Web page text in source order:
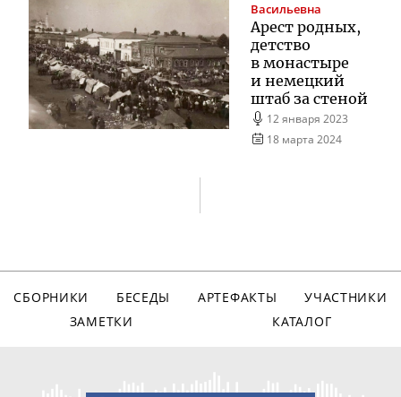
Васильевна
Арест родных,
детство
в монастыре
и немецкий
штаб за стеной
12 января 2023
18 марта 2024
СБОРНИКИ БЕСЕДЫ АРТЕФАКТЫ
УЧАСТНИКИ
ЗАМЕТКИ
КАТАЛОГ